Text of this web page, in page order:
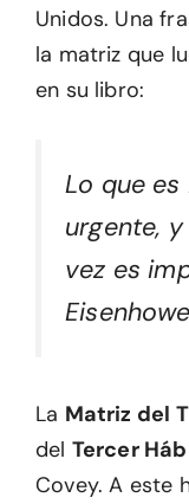
Unidos. Una
la matriz que
en su libro:
Lo que
urgente,
vez es
La Matriz del
del Tercer
Covey. A este